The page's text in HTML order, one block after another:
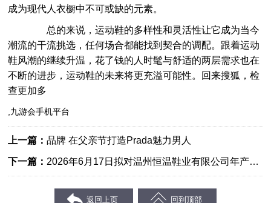
成为现代人衣橱中不可或缺的元素。
总的来说，运动鞋的多样性和灵活性让它成为当今
潮流的干流挑选，任何场合都能找到契合的调配。跟着运动
鞋风潮的继续升温，花了钱的人时髦与舒适的两层需求也在
不断的进步，运动鞋的未来将更充溢可能性。回来搜狐，检
查更加多
,九游会手机平台
上一篇：品牌 在父亲节打造Prada魅力男人
下一篇： 2026年6月17日拟对温州恒温鞋业有限公司年产休
闲鞋30万双建造项目作出批阅定见的公告